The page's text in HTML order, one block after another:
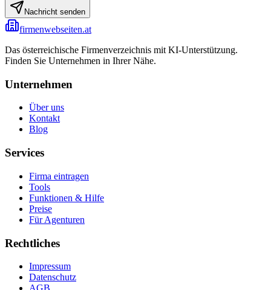
Nachricht senden
firmenwebseiten.at
Das österreichische Firmenverzeichnis mit KI-Unterstützung.
Finden Sie Unternehmen in Ihrer Nähe.
Unternehmen
Über uns
Kontakt
Blog
Services
Firma eintragen
Tools
Funktionen & Hilfe
Preise
Für Agenturen
Rechtliches
Impressum
Datenschutz